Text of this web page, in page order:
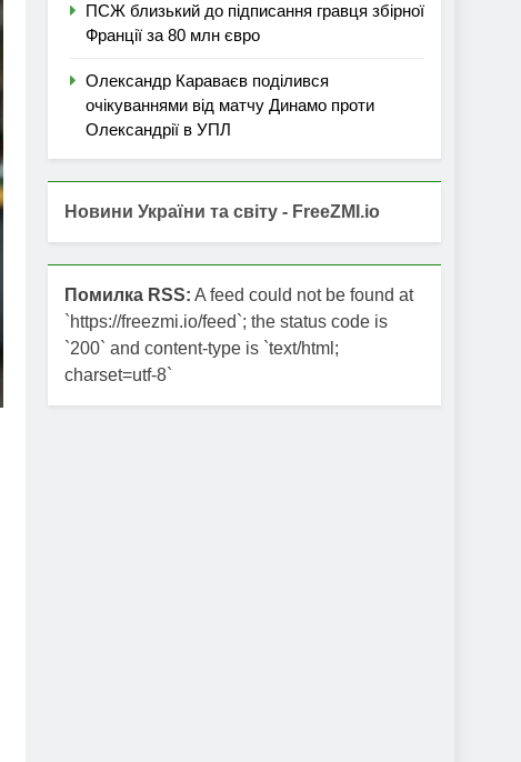
ПСЖ близький до підписання гравця збірної
Франції за 80 млн євро
Олександр Караваєв поділився
очікуваннями від матчу Динамо проти
Олександрії в УПЛ
Новини України та світу - FreeZMI.io
Помилка RSS: A feed could not be found at
`https://freezmi.io/feed`; the status code is
`200` and content-type is `text/html;
charset=utf-8`